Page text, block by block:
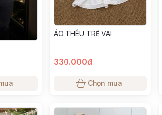
ÁO THÊU TRỄ VAI
330.000đ
Chọn mua